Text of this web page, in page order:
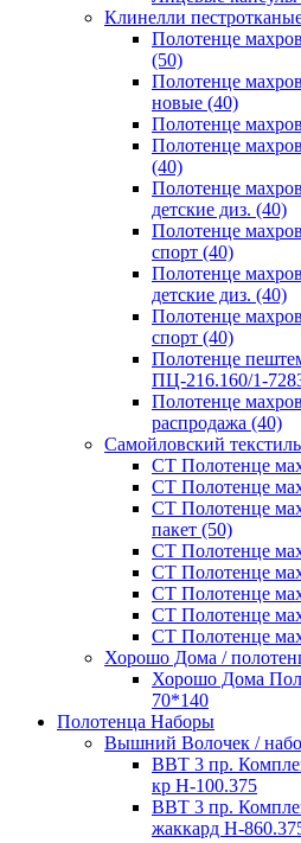
Клинелли
Полотенце
(50)
Полотенце
новые (40)
Полотенце
Полотенце
(40)
Полотенце
детские диз. (40)
Полотенце
спорт (40)
Полотенце
детские диз. (40)
Полотенце
спорт (40)
Полотенце
ПЦ-216.160/1-
Полотенце
распродажа (40)
Самойловский
СТ Полотенце
СТ Полотенце
СТ Полотенце
пакет (50)
СТ Полотенце
СТ Полотенце
СТ Полотенце
СТ Полотенце
СТ Полотенце
Хорошо Дома /
Хорошо Дома
70*140
Полотенца Наборы
Вышний Волочек /
ВВТ 3 пр.
кр Н-100.375
ВВТ 3 пр.
жаккард Н-